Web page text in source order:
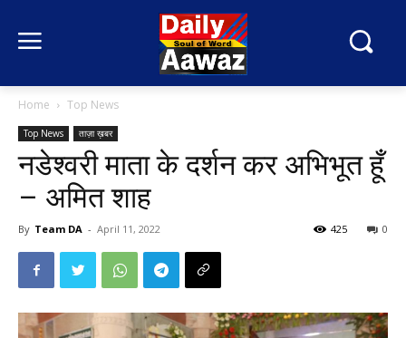
Home Top News
Top News ताज़ा ख़बर
नडेश्वरी माता के दर्शन कर अभिभूत हूँ
– अमित शाह
By Team DA - April 11, 2022 0
425